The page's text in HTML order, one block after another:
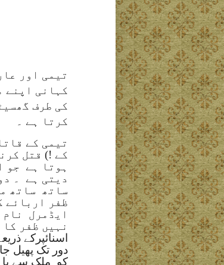
تیمی اور
کہانی اپنے
کی طرف
کرتا ہے ۔
تیمی کے
کے !) قتل
ہوتا ہے جو
دیتی ہے
۔
ساتھ
ساتھ
ظفر اربائے
ایڈمرل
نہیں ظفر
اسنائپرکے
دور تک پھیل
کو ملک سے